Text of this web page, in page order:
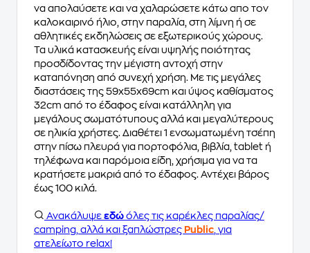
να απολαύσετε και να χαλαρώσετε κάτω απο τον
καλοκαιρινό ήλιο, στην παραλία, στη λίμνη ή σε
αθλητικές εκδηλώσεις σε εξωτερικούς χώρους.
Τα υλικά κατασκευής είναι υψηλής ποιότητας
προσδίδοντας την μέγιστη αντοχή στην
καταπόνηση από συνεχή χρήση. Με τις μεγάλες
διαστάσεις της 59x55x69cm και ύψος καθίσματος
32cm από το έδαφος είναι κατάλληλη για
μεγάλους σωματότυπους αλλά και μεγαλύτερους
σε ηλικία χρήστες. Διαθέτει 1 ενσωματωμένη τσέπη
στην πίσω πλευρά για πορτοφόλια, βιβλία, tablet ή
τηλέφωνα και παρόμοια είδη, χρήσιμα για να τα
κρατήσετε μακριά από το έδαφος. Αντέχει βάρος
έως 100 κιλά.
Ανακάλυψε εδώ όλες τις καρέκλες παραλίας/
camping, αλλά και ξαπλώστρες Public , για
ατελείωτο relax!